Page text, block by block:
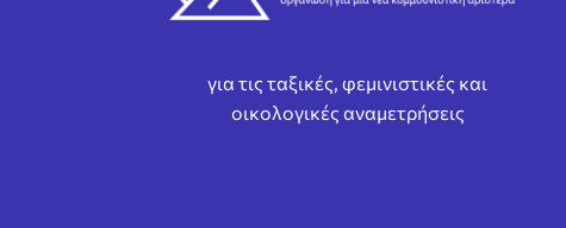
για τις ταξικές, φεμινιστικές και
οικολογικές αναμετρήσεις